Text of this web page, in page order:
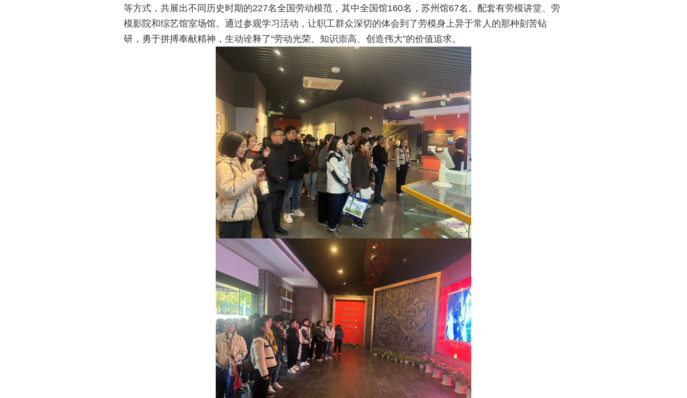
等方式，共展出不同历史时期的227名全国劳动模范，其中全国馆160名，苏州馆67名。配套有劳模讲堂、劳
模影院和综艺馆室场馆。通过参观学习活动，让职工群众深切的体会到了劳模身上异于常人的那种刻苦钻
研，勇于拼搏奉献精神，生动诠释了“劳动光荣、知识崇高、创造伟大”的价值追求。